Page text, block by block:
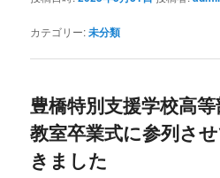
カテゴリー:未分類
豊橋特別支援学校高
教室卒業式に参列さ
きました